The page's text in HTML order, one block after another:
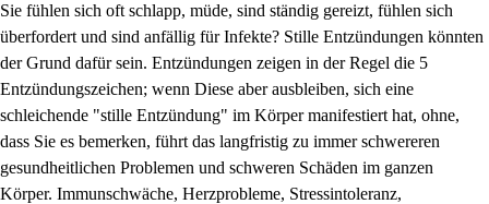
Sie fühlen sich oft schlapp, müde, sind ständig gereizt, fühlen sich
überfordert und sind anfällig für Infekte? Stille Entzündungen könnten
der Grund dafür sein. Entzündungen zeigen in der Regel die 5
Entzündungszeichen; wenn Diese aber ausbleiben, sich eine
schleichende "stille Entzündung" im Körper manifestiert hat, ohne,
dass Sie es bemerken, führt das langfristig zu immer schwereren
gesundheitlichen Problemen und schweren Schäden im ganzen
Körper. Immunschwäche, Herzprobleme, Stressintoleranz,